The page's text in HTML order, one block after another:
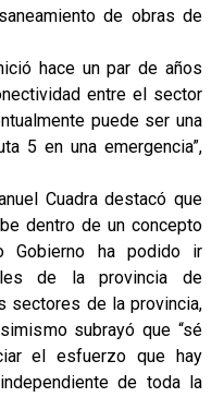
de obras de
hace un par de años
entre el sector
puede ser una
5 en una emergencia”,
Cuadra destacó que
dentro de un concepto
Gobierno ha podido ir
de la provincia de
sectores de la provincia,
subrayó que “sé
el esfuerzo que hay
de toda la